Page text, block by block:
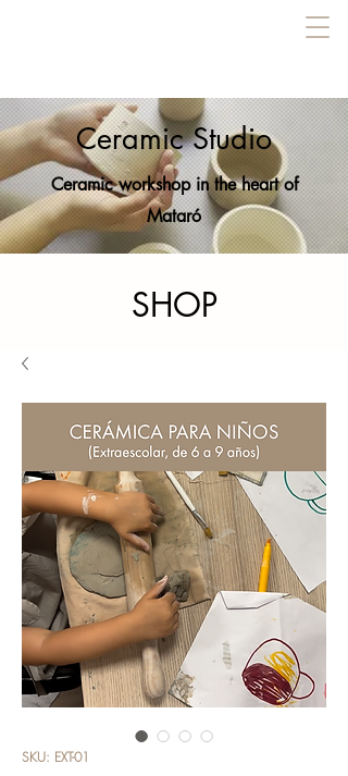
Ceramic Studio
Ceramic workshop in the heart of
Mataró
SHOP
SKU: EXT-01